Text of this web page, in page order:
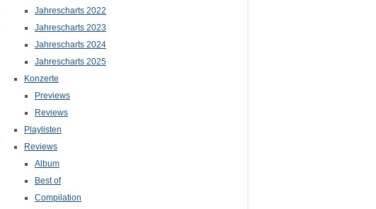
Jahrescharts 2022
Jahrescharts 2023
Jahrescharts 2024
Jahrescharts 2025
Konzerte
Previews
Reviews
Playlisten
Reviews
Album
Best of
Compilation